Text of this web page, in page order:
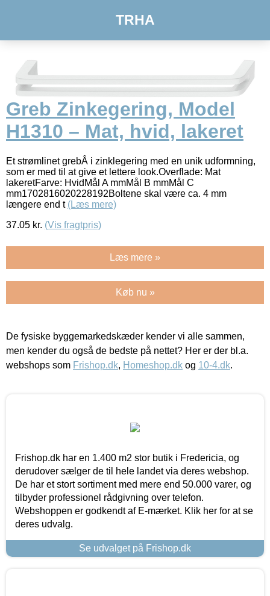
TRHA
Greb Zinkegering, Model
H1310 – Mat, hvid, lakeret
Et strømlinet grebÂ i zinklegering med en unik udformning,
som er med til at give et lettere look.Overflade: Mat
lakeretFarve: HvidMål A mmMål B mmMål C
mm1702816020228192Boltene skal være ca. 4 mm
længere end t (Læs mere)
37.05 kr. (Vis fragtpris)
Læs mere »
Køb nu »
De fysiske byggemarkedskæder kender vi alle sammen,
men kender du også de bedste på nettet? Her er der bl.a.
webshops som Frishop.dk, Homeshop.dk og 10-4.dk.
Frishop.dk har en 1.400 m2 stor butik i Fredericia, og
derudover sælger de til hele landet via deres webshop.
De har et stort sortiment med mere end 50.000 varer, og
tilbyder professionel rådgivning over telefon.
Webshoppen er godkendt af E-mærket. Klik her for at se
deres udvalg.
Se udvalget på Frishop.dk